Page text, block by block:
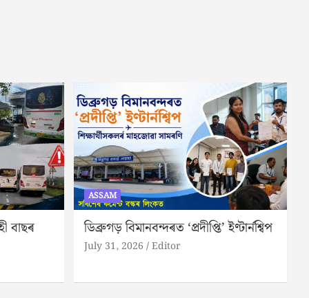
বাছৰ
ASSAM
ডিব্ৰুগড় বিমানবন্দৰত ‘প্ৰদীপ্তি’ ইণ্টাৰ্নশ্বিপ
July 31, 2026 Editor